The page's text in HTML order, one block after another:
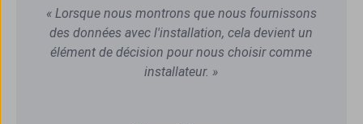
« Lorsque nous montrons que nous fournissons
des données avec l'installation, cela devient un
élément de décision pour nous choisir comme
installateur. »